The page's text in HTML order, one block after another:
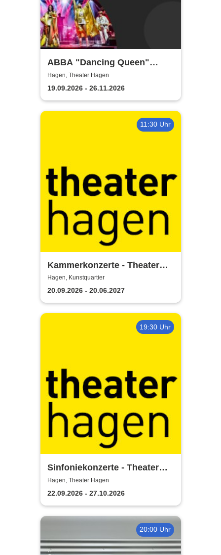
ABBA "Dancing Queen"
Show 2026
Hagen, Theater Hagen
19.09.2026 - 26.11.2026
11:30 Uhr
Kammerkonzerte - Theater
Hagen
Hagen, Kunstquartier
20.09.2026 - 20.06.2027
19:30 Uhr
Sinfoniekonzerte - Theater
Hagen
Hagen, Theater Hagen
22.09.2026 - 27.10.2026
20:00 Uhr